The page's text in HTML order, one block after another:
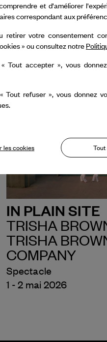
CENTER
IN PLAIN SITE
TRISHA
TRISHA
COMPANY
Spectacle
1 - 2 mai 2026
et d'améliorer
correspondant aux
retirer votre consentement
» ou consultez notre
Tout accepter », vous
Tout refuser », vous donnez
les cookies